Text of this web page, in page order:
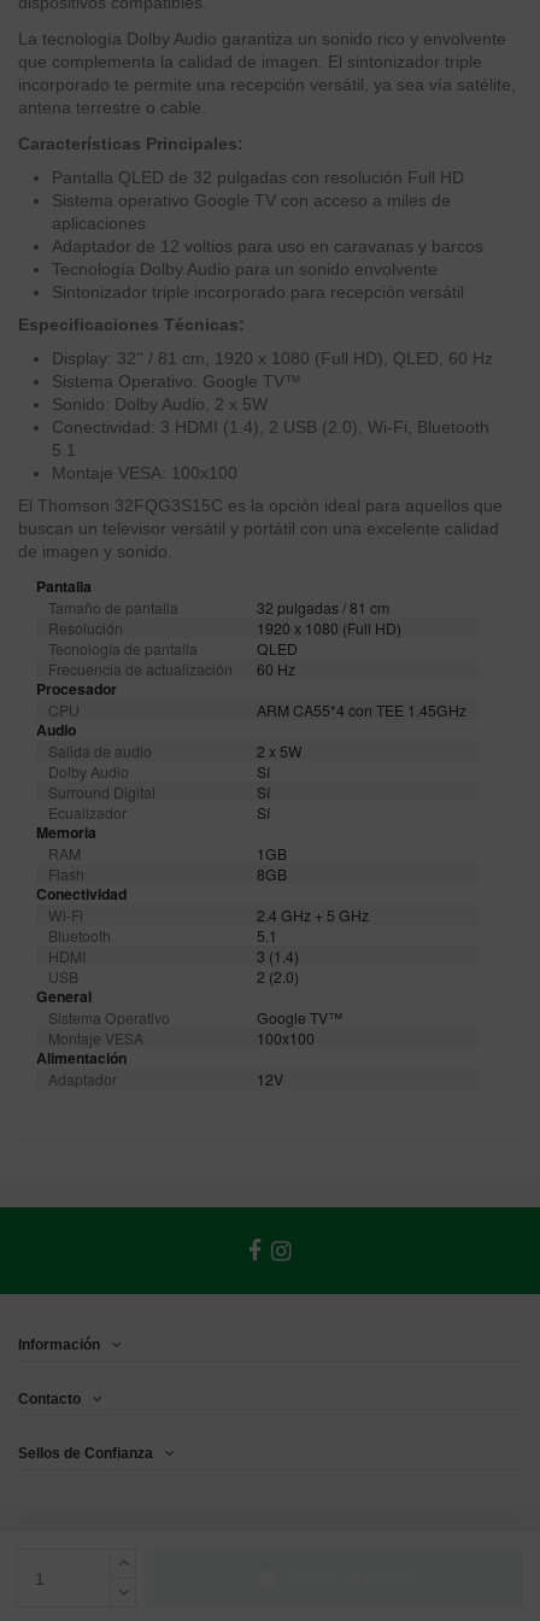
La tecnología Dolby Audio garantiza un sonido rico y envolvente
que complementa la calidad de imagen. El sintonizador triple
incorporado te permite una recepción versátil, ya sea vía satélite,
antena terrestre o cable.
Características Principales:
Pantalla QLED de 32 pulgadas con resolución Full HD
Sistema operativo Google TV con acceso a miles de
aplicaciones
Adaptador de 12 voltios para uso en caravanas y barcos
Tecnología Dolby Audio para un sonido envolvente
Sintonizador triple incorporado para recepción versátil
Especificaciones Técnicas:
Display: 32'' / 81 cm, 1920 x 1080 (Full HD), QLED, 60 Hz
Sistema Operativo: Google TV™
Sonido: Dolby Audio, 2 x 5W
Conectividad: 3 HDMI (1.4), 2 USB (2.0), Wi-Fi, Bluetooth
5.1
Montaje VESA: 100x100
El Thomson 32FQG3S15C es la opción ideal para aquellos que
buscan un televisor versátil y portátil con una excelente calidad
de imagen y sonido.
Pantalla
Tamaño de pantalla
32 pulgadas / 81 cm
Resolución
1920 x 1080 (Full HD)
Tecnología de pantalla
QLED
Frecuencia de actualización
60 Hz
Procesador
CPU ARM CA55*4 con TEE 1.45GHz
Audio
Salida de audio
2 x 5W
Dolby Audio
Sí
Surround Digital
Sí
Ecualizador
Sí
Memoria
RAM
1GB
Flash
8GB
Conectividad
Wi-Fi
2.4 GHz + 5 GHz
Bluetooth
5.1
HDMI
3 (1.4)
USB
2 (2.0)
General
Sistema Operativo
Google TV™
Montaje VESA
100x100
Alimentación
Adaptador 12V
Información
Contacto
Sellos de Confianza